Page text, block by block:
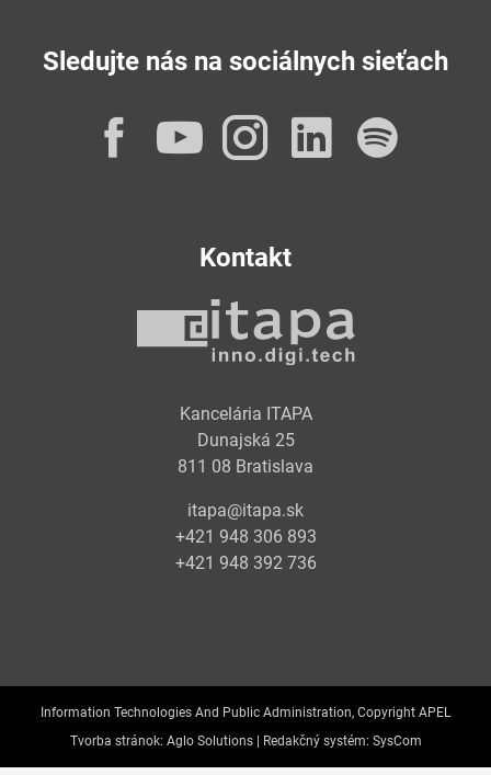
Sledujte nás na sociálnych sieťach
Facebook
YouTube
Instagram
Kontakt
Kancelária ITAPA
Dunajská 25
811 08 Bratislava
itapa@itapa.sk
+421 948 306 893
+421 948 392 736
Information Technologies And Public Administration, Copyright APEL
Tvorba stránok: Aglo Solutions | Redakčný systém: SysCom